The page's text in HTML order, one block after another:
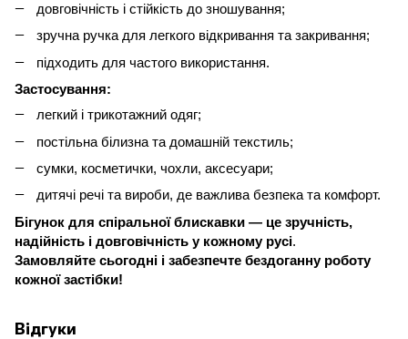
довговічність і стійкість до зношування;
зручна ручка для легкого відкривання та закривання;
підходить для частого використання.
Застосування:
легкий і трикотажний одяг;
постільна білизна та домашній текстиль;
сумки, косметички, чохли, аксесуари;
дитячі речі та вироби, де важлива безпека та комфорт.
Бігунок для спіральної блискавки — це зручність,
надійність і довговічність у кожному русі.
Замовляйте сьогодні і забезпечте бездоганну роботу
кожної застібки!
Відгуки